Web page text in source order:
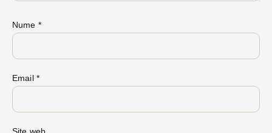
Nume *
Email *